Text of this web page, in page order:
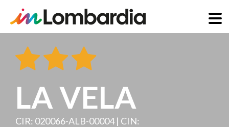
zum
Inhalt
LA VELA
CIR: 020066-ALB-00004 | CIN: